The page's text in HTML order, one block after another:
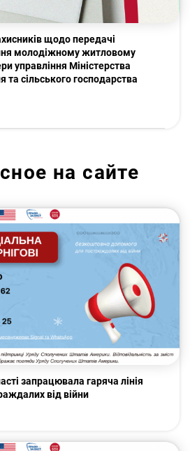
щодо передачі
молодіжному житловому
управління Міністерства
та сільського господарства
на сайте
запрацювала гаряча лінія
від війни